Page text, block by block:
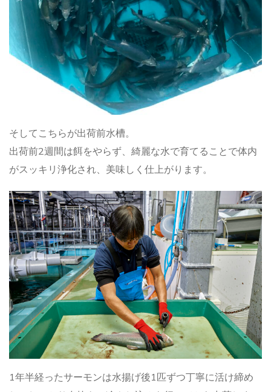
そしてこちらが出荷前水槽。
出荷前2週間は餌をやらず、綺麗な水で育てることで体内
がスッキリ浄化され、美味しく仕上がります。
1年半経ったサーモンは水揚げ後1匹ずつ丁寧に活け締め